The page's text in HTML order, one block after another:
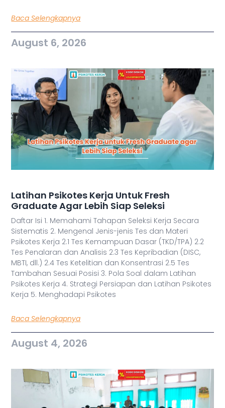
Baca Selengkapnya
August 6, 2026
Latihan Psikotes Kerja Untuk Fresh
Graduate Agar Lebih Siap Seleksi
Daftar Isi 1. Memahami Tahapan Seleksi Kerja Secara
Sistematis 2. Mengenal Jenis-jenis Tes dan Materi
Psikotes Kerja 2.1 Tes Kemampuan Dasar (TKD/TPA) 2.2
Tes Penalaran dan Analisis 2.3 Tes Kepribadian (DISC,
MBTI, dll.) 2.4 Tes Ketelitian dan Konsentrasi 2.5 Tes
Tambahan Sesuai Posisi 3. Pola Soal dalam Latihan
Psikotes Kerja 4. Strategi Persiapan dan Latihan Psikotes
Kerja 5. Menghadapi Psikotes
Baca Selengkapnya
August 4, 2026